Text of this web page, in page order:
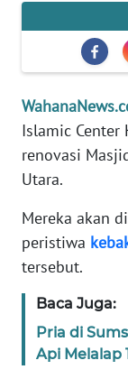
Islamic Center
renovasi
Utara.
Mereka akan
peristiwa
tersebut.
Baca Juga:
Pria di
Api Melalap
OLAHRAGA
EDITORIAL
Informasi
INDEKS
BERITA
KAMI
INFO